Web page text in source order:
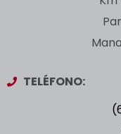
TELÉFONO: